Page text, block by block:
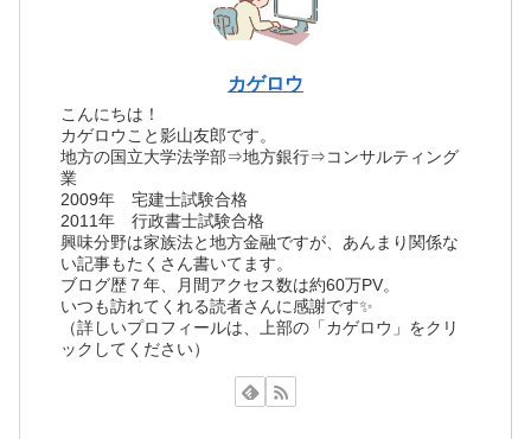
カゲロウ
こんにちは！
カゲロウこと影山友郎です。
地方の国立大学法学部⇒地方銀行⇒コンサルティング
業
2009年 宅建士試験合格
2011年 行政書士試験合格
興味分野は家族法と地方金融ですが、あんまり関係な
い記事もたくさん書いてます。
ブログ歴７年、月間アクセス数は約60万PV。
いつも訪れてくれる読者さんに感謝です✨
（詳しいプロフィールは、上部の「カゲロウ」をクリ
ックしてください）